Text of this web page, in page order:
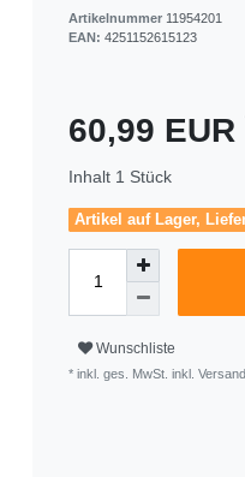
Artikelnummer 11954201
EAN: 4251152615123
60,99 EUR
Inhalt 1 Stück
Artikel auf Lager,
Wunschliste
* inkl. ges. MwSt. inkl.